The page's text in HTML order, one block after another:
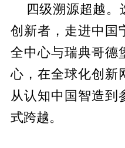
四级溯源超越
创新者，走进中国
全中心与瑞典哥德
心，在全球化创新
从认知中国智造到
式跨越。